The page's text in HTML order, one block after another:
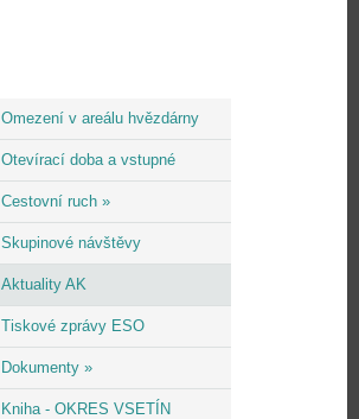
Omezení v areálu hvězdárny
Otevírací doba a vstupné
Cestovní ruch »
Skupinové návštěvy
Aktuality AK
Tiskové zprávy ESO
Dokumenty »
Kniha - OKRES VSETÍN